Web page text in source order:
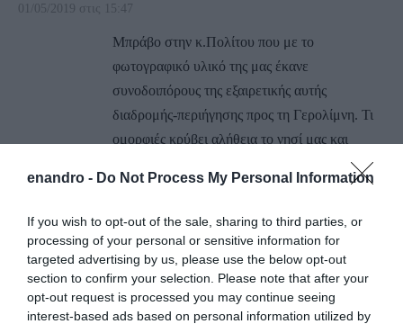
enandro - Do Not Process My Personal Information
If you wish to opt-out of the sale, sharing to third parties, or
processing of your personal or sensitive information for
targeted advertising by us, please use the below opt-out
section to confirm your selection. Please note that after your
opt-out request is processed you may continue seeing
interest-based ads based on personal information utilized by
01/05/2019 στις 15:47
Μπράβο στην κ.Πολίτου που με το
φωτογραφικό υλικό της μας έκανε
συνοδοιπόρους της εξαιρετικής αυτής
διαδρομής-περιήγησης προς τη Γερολίμνη. Τι
ομορφιές κρύβει αλήθεια το νησί μας και
πόσες λίγες γνωρίζουμε. Αν αξιοποιηθούν όλες
αυτές μέσω του πεζοπορικού τουρισμού από
”κράχτης” είναι.
Να συγχαρώ και τον κ.Μπασαντή ο οποίος
συχνά πυκνά κάνει αυτές τις εξαιρετικές
αναρτήσεις μακριά από τα μίζερα τα